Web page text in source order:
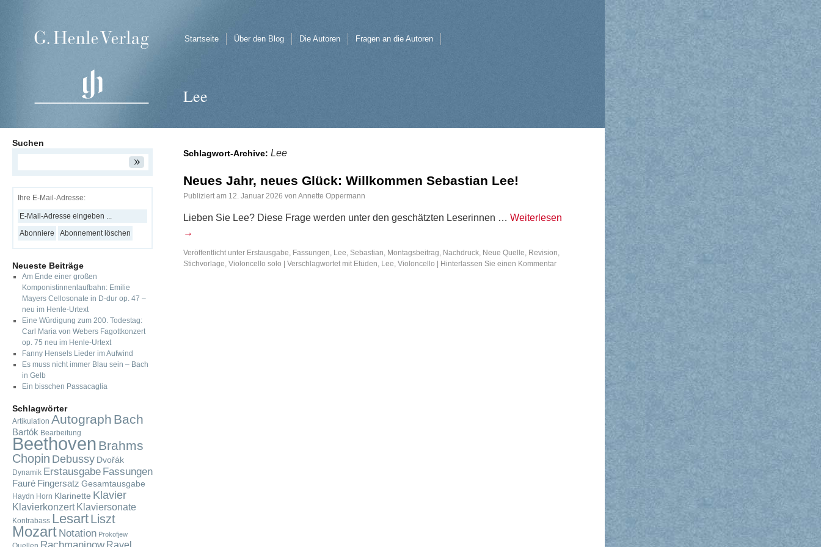
Startseite Über den Blog Die Autoren Fragen an die Autoren
Lee
Schlagwort-Archive: Lee
Neues Jahr, neues Glück: Willkommen Sebastian Lee!
Publiziert am 12. Januar 2026 von Annette Oppermann
Lieben Sie Lee? Diese Frage werden unter den geschätzten Leserinnen … Weiterlesen
→
Veröffentlicht unter Erstausgabe, Fassungen, Lee, Sebastian, Montagsbeitrag, Nachdruck, Neue Quelle, Revision,
Stichvorlage, Violoncello solo Verschlagwortet mit Etüden, Lee, Violoncello Hinterlassen Sie einen Kommentar
Suchen
Ihre E-Mail-Adresse:
Neueste Beiträge
Am Ende einer großen
Komponistinnenlaufbahn: Emilie
Mayers Cellosonate in D-dur op. 47 –
neu im Henle-Urtext
Eine Würdigung zum 200. Todestag:
Carl Maria von Webers Fagottkonzert
op. 75 neu im Henle-Urtext
Fanny Hensels Lieder im Aufwind
Es muss nicht immer Blau sein – Bach
in Gelb
Ein bisschen Passacaglia
Schlagwörter
Artikulation Autograph Bach
Bartók Bearbeitung
Beethoven Brahms
Chopin Debussy Dvořák
Dynamik Erstausgabe Fassungen
Fauré Fingersatz Gesamtausgabe
Haydn Horn Klarinette Klavier
Klavierkonzert Klaviersonate
Kontrabass LesartLiszt
Mozart Notation Prokofjew
Ravel